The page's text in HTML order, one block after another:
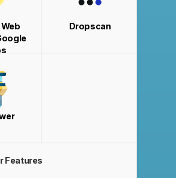
Dropscan
Features